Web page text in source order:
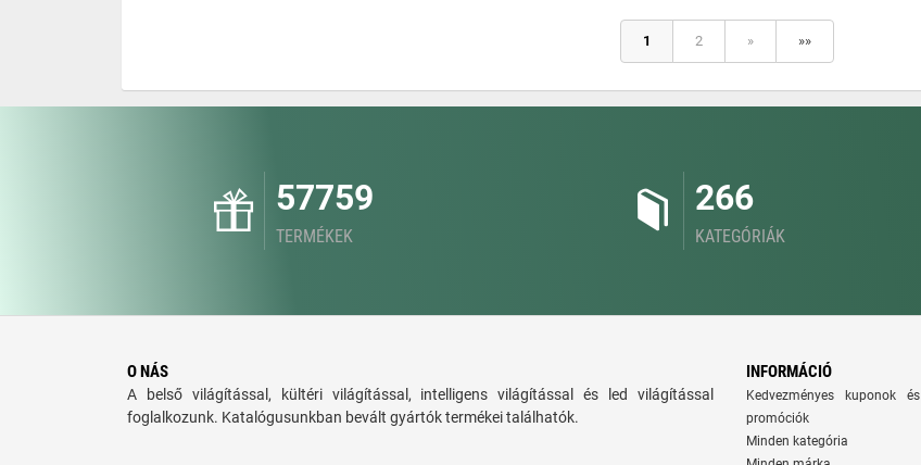
1 2 » »»
57759
TERMÉKEK
266
KATEGÓRIÁK
O NÁS
A belső világítással, kültéri világítással, intelligens világítással és led világítással
foglalkozunk. Katalógusunkban bevált gyártók termékei találhatók.
INFORMÁCIÓ
Kedvezményes kuponok és
promóciók
Minden kategória